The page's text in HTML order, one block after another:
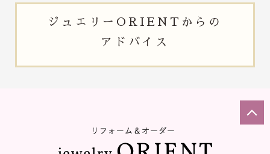
ジュエリー ORIENTからの
アドバイス